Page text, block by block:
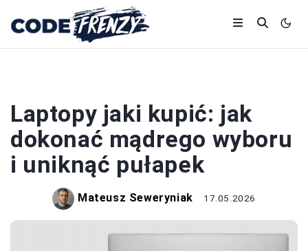
Laptopy jaki kupić: jak
dokonać mądrego wyboru
i uniknąć pułapek
Mateusz Seweryniak 17.05.2026